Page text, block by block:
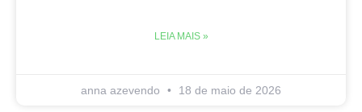
LEIA MAIS »
anna azevendo 18 de maio de 2026